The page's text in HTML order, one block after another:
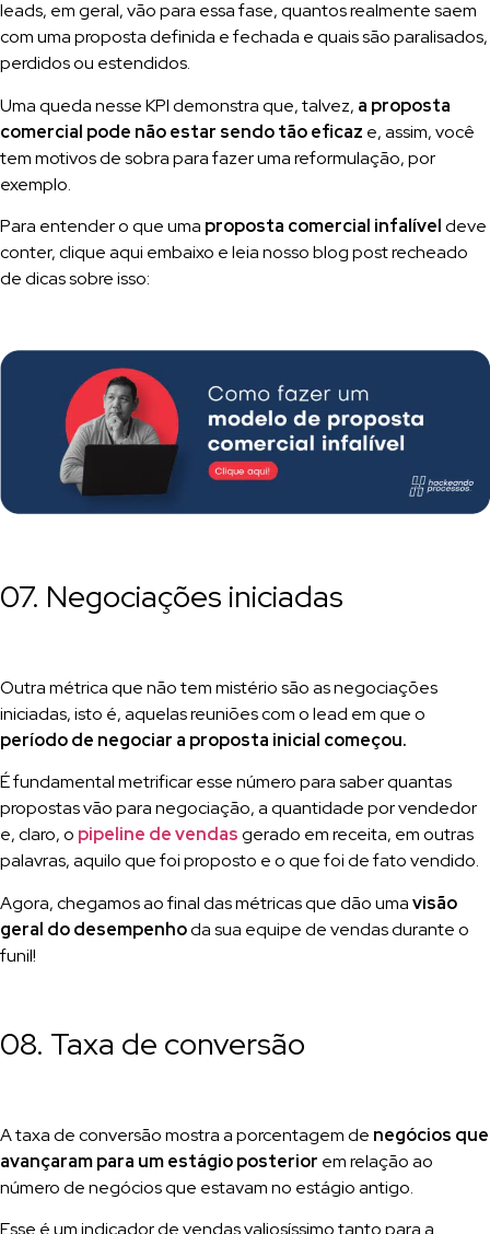
leads, em geral, vão para essa fase, quantos realmente saem
com uma proposta definida e fechada e quais são paralisados,
perdidos ou estendidos.
Uma queda nesse KPI demonstra que, talvez, a proposta
comercial pode não estar sendo tão eficaz e, assim, você
tem motivos de sobra para fazer uma reformulação, por
exemplo.
Para entender o que uma proposta comercial infalíveldeve
conter, clique aqui embaixo e leia nosso blog post recheado
de dicas sobre isso:
07. Negociações iniciadas
Outra métrica que não tem mistério são as negociações
iniciadas, isto é, aquelas reuniões com o lead em que o
período de negociar a proposta inicial começou.
É fundamental metrificar esse número para saber quantas
propostas vão para negociação, a quantidade por vendedor
e, claro, o pipeline de vendasgerado em receita, em outras
palavras, aquilo que foi proposto e o que foi de fato vendido.
Agora, chegamos ao final das métricas que dão umavisão
geral do desempenhoda sua equipe de vendas durante o
funil!
08. Taxa de conversão
A taxa de conversão mostra a porcentagem de negócios que
avançaram para um estágio posterior em relação ao
número de negócios que estavam no estágio antigo.
Esse é um indicador de vendas valiosíssimo tanto para a